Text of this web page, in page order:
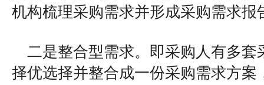
机构梳理采购需求并形成采购需求报
二是整合型需求。即采购人有多套
择优选择并整合成一份采购需求方案